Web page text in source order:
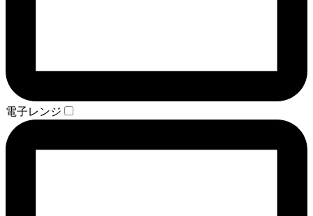
電子レンジ